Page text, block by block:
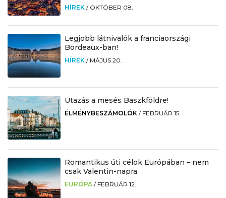
HÍREK / OKTÓBER 08.
Legjobb látnivalók a franciaországi
Bordeaux-ban!
HÍREK / MÁJUS 20.
Utazás a mesés Baszkföldre!
ÉLMÉNYBESZÁMOLÓK / FEBRUÁR 15.
Romantikus úti célok Európában – nem
csak Valentin-napra
EURÓPA / FEBRUÁR 12.